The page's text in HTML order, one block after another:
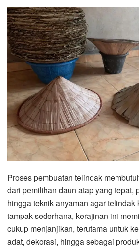
Proses pembuatan telindak
dari pemilihan daun atap yang tepat,
hingga teknik anyaman agar telindak
tampak sederhana, kerajinan ini
cukup menjanjikan, terutama untuk
adat, dekorasi, hingga sebagai